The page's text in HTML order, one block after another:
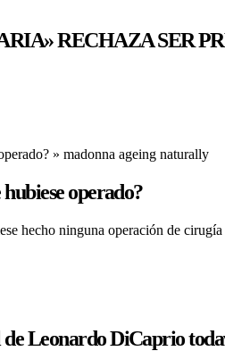
RECHAZA SER
operado?
hecho ninguna operación de
Leonardo DiCaprio